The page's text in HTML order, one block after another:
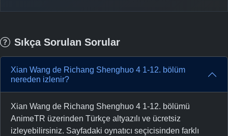
Sıkça Sorulan Sorular
Xian Wang de Richang Shenghuo 4 1-12. bölüm
nereden izlenir?
Xian Wang de Richang Shenghuo 4 1-12. bölümü
AnimeTR üzerinden Türkçe altyazılı ve ücretsiz
izleyebilirsiniz. Sayfadaki oynatıcı seçicisinden farklı